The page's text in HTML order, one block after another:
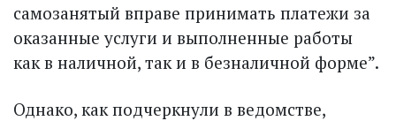
само­занятый вправе принимать платежи за
оказанные услуги и выполненные работы
как в наличной, так и в безналичной форме”.
Однако, как подчеркнули в ведомстве,